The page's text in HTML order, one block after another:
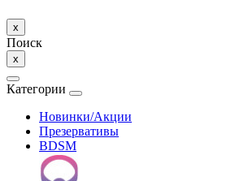
x
Поиск
x
Категории
Новинки/Акции
Презервативы
BDSM